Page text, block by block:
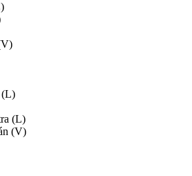
(L)
(L)
(V)